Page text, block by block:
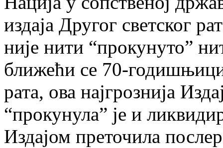
издаја Другог светског
није нити “прокунуто”
ближећи се 70-
рата, ова најгрознија
“прокунула” је и
Издајом преточила